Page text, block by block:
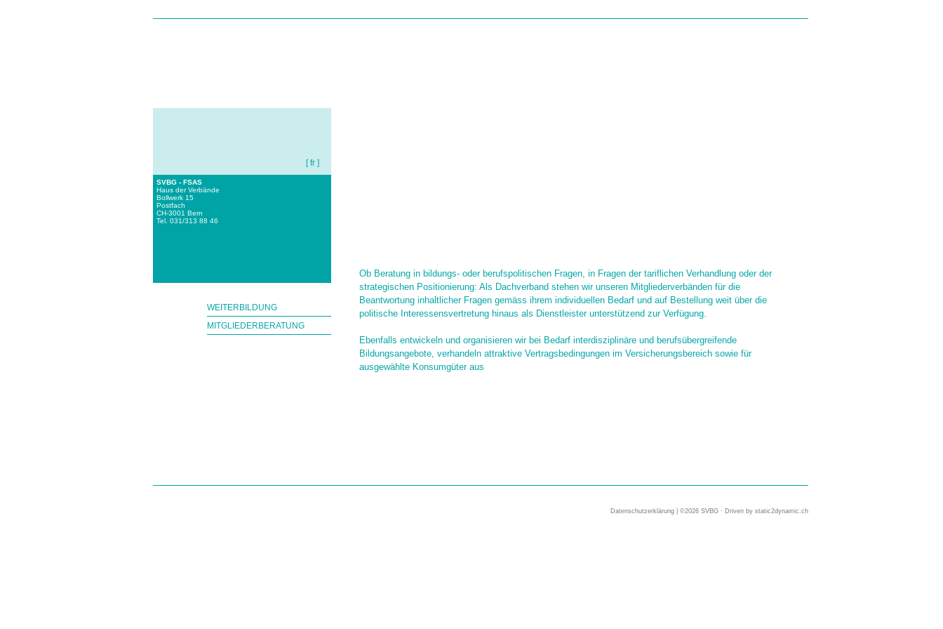
Ob Beratung in bildungs- oder berufspolitischen Fragen, in Fragen der tariflichen Verhandlung oder der
strategischen Positionierung: Als Dachverband stehen wir unseren Mitgliederverbänden für die
Beantwortung inhaltlicher Fragen gemäss ihrem individuellen Bedarf und auf Bestellung weit über die
politische Interessensvertretung hinaus als Dienstleister unterstützend zur Verfügung.
Ebenfalls entwickeln und organisieren wir bei Bedarf interdisziplinäre und berufsübergreifende
Bildungsangebote, verhandeln attraktive Vertragsbedingungen im Versicherungsbereich sowie für
ausgewählte Konsumgüter aus
[ fr ]
SVBG - FSAS
Haus der Verbände
Bollwerk 15
Postfach
CH-3001 Bern
Tel. 031/313 88 46
WEITERBILDUNG
MITGLIEDERBERATUNG
Datenschutzerklärung | ©2026 SVBG · Driven by static2dynamic.ch